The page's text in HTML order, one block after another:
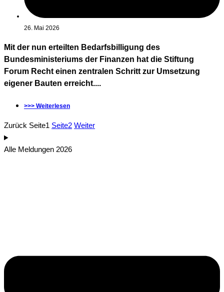
26. Mai 2026
Mit der nun erteilten Bedarfsbilligung des
Bundesministeriums der Finanzen hat die Stiftung
Forum Recht einen zentralen Schritt zur Umsetzung
eigener Bauten erreicht....
>>> Weiterlesen
Zurück Seite1 Seite2 Weiter
Alle Meldungen 2026